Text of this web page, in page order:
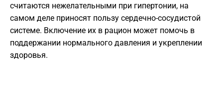
считаются нежелательными при гипертонии, на
самом деле приносят пользу сердечно-сосудистой
системе. Включение их в рацион может помочь в
поддержании нормального давления и укреплении
здоровья.